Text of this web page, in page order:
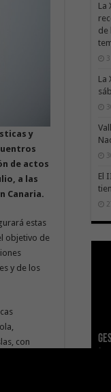
y
de actos
a las
Canaria.
estas
objetivo de
y de los
con
aplicación
La
de
La
El
El